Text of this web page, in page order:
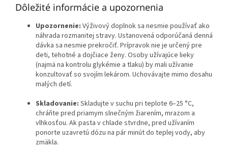
Dôležité informácie a upozornenia
Upozornenie: Výživový doplnok sa nesmie používať ako
náhrada rozmanitej stravy. Ustanovená odporúčaná denná
dávka sa nesmie prekročiť. Prípravok nie je určený pre
deti, tehotné a dojčiace ženy. Osoby užívajúce lieky
(najmä na kontrolu glykémie a tlaku) by mali užívanie
konzultovať so svojím lekárom. Uchovávajte mimo dosahu
malých detí.
Skladovanie: Skladujte v suchu pri teplote 6–25 °C,
chráňte pred priamym slnečným žiarením, mrazom a
vlhkosťou. Ak pasta v chlade stvrdne, pred užívaním
ponorte uzavretú dózu na pár minút do teplej vody, aby
zmäkla.